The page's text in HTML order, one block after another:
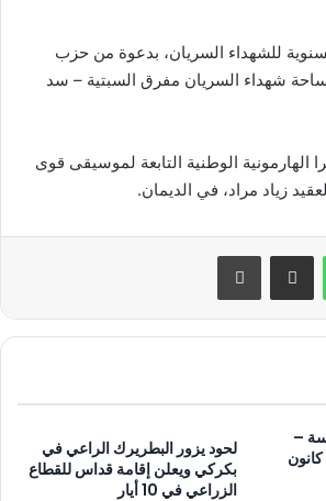
السنوية للشهداء السريان، بدعوة من حزب
ساحة شهداء السريان مفرق السبتية – سد
الهارمونية الوطنية التابعة لموسيقى قوى
زياد مراد، في الديمان.
واتساب
–
المفكرة ليوم الخميس 8 كانون
لحود يزور البطريرك الراعي في
بكركي ويعلن إقامة قداس للقطاع
الزراعي في 10 أيار